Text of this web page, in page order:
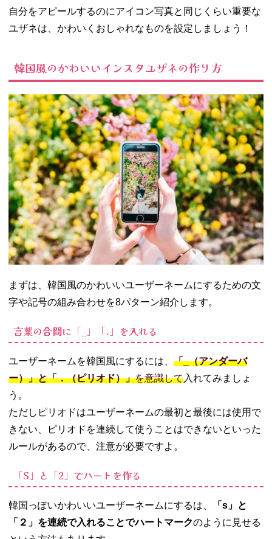
する場合
− パソコン
05. インスタのユ
ときの注意点
− 文字数・
使用可能文
字に注意
− ほかの人
と同じユー
ザーネーム
は登録でき
ない
− 変更前の
ユーザーネ
ームをほか
の人に使わ
れるかも
− プロフィ
ールの
ードが変更
06. おしゃれでか
わいい韓国風ユ
う！
自分をアピールするのにアイコン写真と同じくらい重要な
ユザネは、かわいくおしゃれなものを設定しましょう！
韓国風のかわいいインスタユザネの作り方
まずは、韓国風のかわいいユーザーネームにするための文
字や記号の組み合わせを8パターン紹介します。
言葉の合間に「_」「.」を入れる
ユーザーネームを韓国風にするには、 「_（アンダーバ
ー）」と「．（ピリオド）」を意識して入れてみましょ
う。
ただしピリオドはユーザーネームの最初と最後には使用で
きない、ピリオドを連続して使うことはできないといった
ルールがあるので、注意が必要ですよ。
「S」と「2」でハートを作る
韓国っぽいかわいいユーザーネームにするは、
「s」と
「２」を連続で入れることでハートマークのように見せる